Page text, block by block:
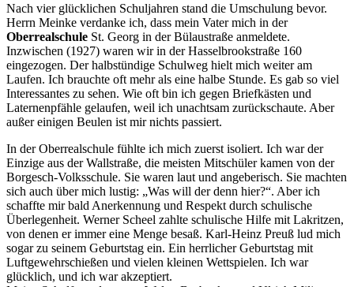
Nach vier glücklichen Schuljahren stand die Umschulung bevor.
Herrn Meinke verdanke ich, dass mein Vater mich in der
Oberrealschule St. Georg in der Bülaustraße anmeldete.
Inzwischen (1927) waren wir in der Hasselbrookstraße 160
eingezogen. Der halbstündige Schulweg hielt mich weiter am
Laufen. Ich brauchte oft mehr als eine halbe Stunde. Es gab so viel
Interessantes zu sehen. Wie oft bin ich gegen Briefkästen und
Laternenpfähle gelaufen, weil ich unachtsam zurückschaute. Aber
außer einigen Beulen ist mir nichts passiert.
In der Oberrealschule fühlte ich mich zuerst isoliert. Ich war der
Einzige aus der Wallstraße, die meisten Mitschüler kamen von der
Borgesch-Volksschule. Sie waren laut und angeberisch. Sie machten
sich auch über mich lustig:
Was will der denn hier? . Aber ich
schaffte mir bald Anerkennung und Respekt durch schulische
Überlegenheit. Werner Scheel zahlte schulische Hilfe mit Lakritzen,
von denen er immer eine Menge besaß. Karl-Heinz Preuß lud mich
sogar zu seinem Geburtstag ein. Ein herrlicher Geburtstag mit
Luftgewehrschießen und vielen kleinen Wettspielen. Ich war
glücklich, und ich war akzeptiert.